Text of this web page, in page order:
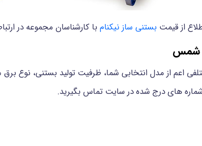
از قیمتبستنی ساز نیکنام با کارشناسان مجموعه در
شمس
اعم از مدل انتخابی شما، ظرفیت تولید بستنی، نوع
های درج شده در سایت تماس بگیرید.